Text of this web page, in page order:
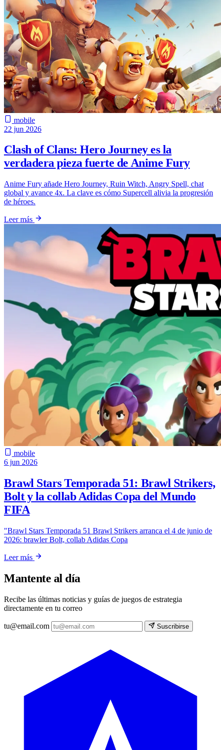
mobile
22 jun 2026
Clash of Clans: Hero Journey es la
verdadera pieza fuerte de Anime Fury
Anime Fury añade Hero Journey, Ruin Witch, Angry Spell, chat
global y avance 4x. La clave es cómo Supercell alivia la progresión
de héroes.
Leer más
mobile
6 jun 2026
Brawl Stars Temporada 51: Brawl Strikers,
Bolt y la collab Adidas Copa del Mundo
FIFA
"Brawl Stars Temporada 51 Brawl Strikers arranca el 4 de junio de
2026: brawler Bolt, collab Adidas Copa
Leer más
Mantente al día
Recibe las últimas noticias y guías de juegos de estrategia
directamente en tu correo
tu@email.com Suscribirse